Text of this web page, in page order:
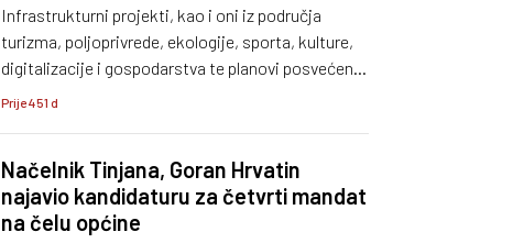
Infrastrukturni projekti, kao i oni iz područja
turizma, poljoprivrede, ekologije, sporta, kulture,
digitalizacije i gospodarstva te planovi posvećeni
umirovljenicima, djeci i mladima, okosnica su
Prije 451 d
Načelnik Tinjana, Goran Hrvatin
najavio kandidaturu za četvrti mandat
na čelu općine